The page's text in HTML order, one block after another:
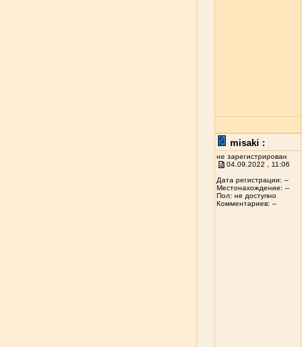
misaki :
не зарегистрирован
04.09.2022 , 11:06
Дата регистрации: --
Местонахождение: --
Пол: не доступно
Комментариев: --